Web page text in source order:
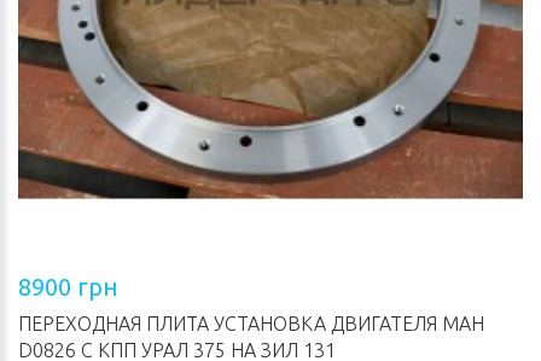
8900 грн
ПЕРЕХОДНАЯ ПЛИТА УСТАНОВКА ДВИГАТЕЛЯ МАН
D0826 С КПП УРАЛ 375 НА ЗИЛ 131